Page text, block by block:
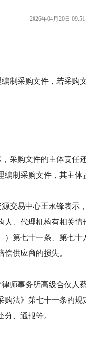
2026年04月20日 09:51
制采购文件，若采购
采购文件的主体责任
编制采购文件，其主体
交易中心王永锋表示
人、代理机构有相关
）第七十一条、第七
偿供应商的损失。
师事务所高级合伙人
购法》第七十一条的
分、通报等。